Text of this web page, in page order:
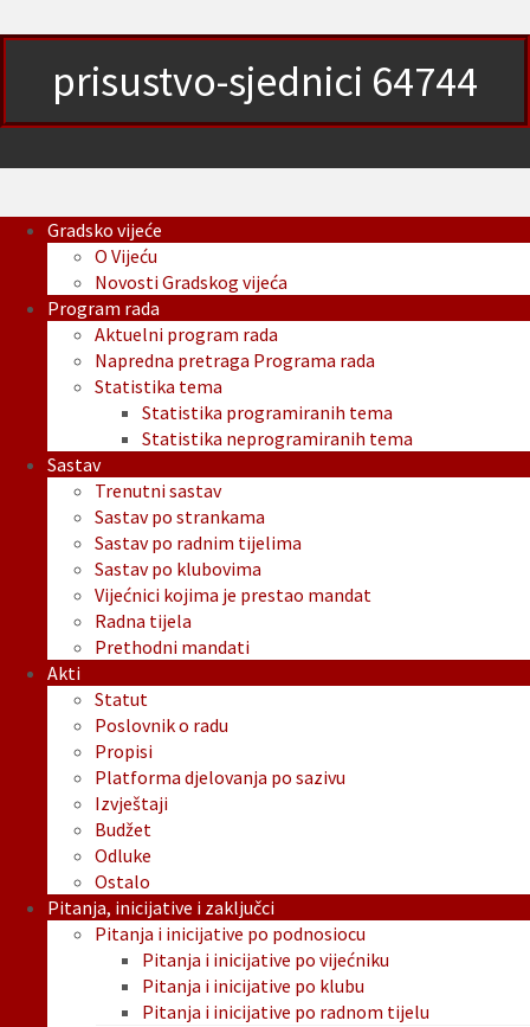
prisustvo-sjednici 64744
Gradsko vijeće
O Vijeću
Novosti Gradskog vijeća
Program rada
Aktuelni program rada
Napredna pretraga Programa rada
Statistika tema
Statistika programiranih tema
Statistika neprogramiranih tema
Sastav
Trenutni sastav
Sastav po strankama
Sastav po radnim tijelima
Sastav po klubovima
Vijećnici kojima je prestao mandat
Radna tijela
Prethodni mandati
Akti
Statut
Poslovnik o radu
Propisi
Platforma djelovanja po sazivu
Izvještaji
Budžet
Odluke
Ostalo
Pitanja, inicijative i zaključci
Pitanja i inicijative po podnosiocu
Pitanja i inicijative po vijećniku
Pitanja i inicijative po klubu
Pitanja i inicijative po radnom tijelu